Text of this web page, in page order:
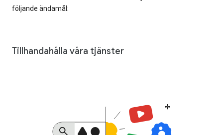
följande ändamål:
Tillhandahålla våra tjänster